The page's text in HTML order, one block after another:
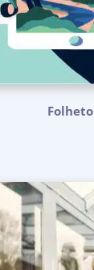
Folheto